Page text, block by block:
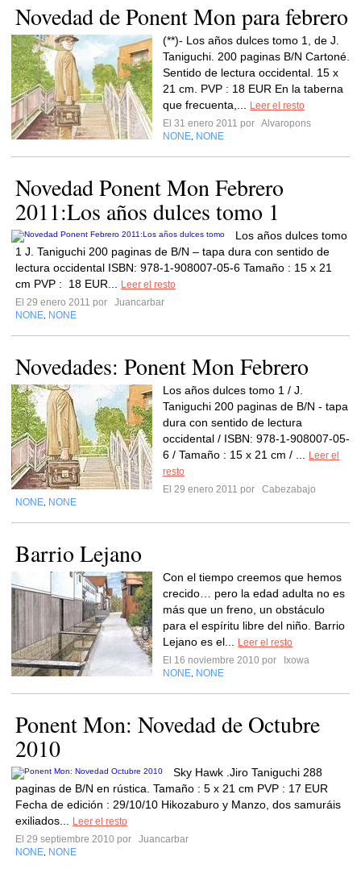
Novedad de Ponent Mon para febrero
(**)- Los años dulces tomo 1, de J.
Taniguchi. 200 paginas B/N Cartoné.
Sentido de lectura occidental. 15 x
21 cm. PVP : 18 EUR En la taberna
que frecuenta,...
Leer el resto
El 31 enero 2011 por Alvaropons
NONE NONE
Novedad Ponent Mon Febrero
2011:Los años dulces tomo 1
Los años dulces tomo
1 J. Taniguchi 200 paginas de B/N – tapa dura con sentido de
lectura occidental ISBN: 978-1-908007-05-6 Tamaño : 15 x 21
cm PVP : 18 EUR...
Leer el resto
El 29 enero 2011 por
Juancarbar
NONE NONE
Novedades: Ponent Mon Febrero
Los años dulces tomo 1 / J.
Taniguchi 200 paginas de B/N - tapa
dura con sentido de lectura
occidental / ISBN: 978-1-908007-05-
6 / Tamaño : 15 x 21 cm / ...
Leer el
resto
El 29 enero 2011 por
Cabezabajo
NONE NONE
Barrio Lejano
Con el tiempo creemos que hemos
crecido… pero la edad adulta no es
más que un freno, un obstáculo
para el espíritu libre del niño. Barrio
Lejano es el...
Leer el resto
El 16 noviembre 2010 por
Ixowa
NONE NONE
Ponent Mon: Novedad de Octubre
2010
Sky Hawk .Jiro Taniguchi 288
paginas de B/N en rústica. Tamaño : 5 x 21 cm PVP : 17 EUR
Fecha de edición : 29/10/10 Hikozaburo y Manzo, dos samuráis
exiliados...
Leer el resto
El 29 septiembre 2010 por
Juancarbar
NONE NONE